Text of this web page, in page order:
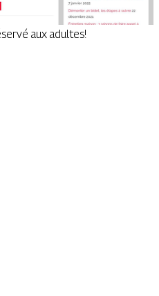
aux adultes!